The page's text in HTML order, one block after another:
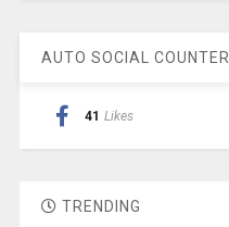
AUTO SOCIAL COUNTER
41 Likes
TRENDING